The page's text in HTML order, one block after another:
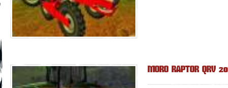
MORO RAPTOR QRV